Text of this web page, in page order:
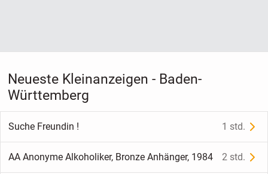
Neueste Kleinanzeigen - Baden-
Württemberg
Suche Freundin ! 1 std.
AA Anonyme Alkoholiker, Bronze Anhänger, 1984 2 std.